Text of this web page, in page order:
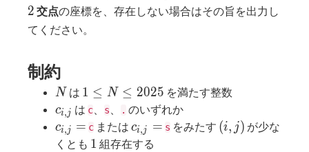
2
2 交点の座標を、存在しない場合はその旨を出力し
てください。
制約
N
N は 1 \le
N
\le
2025
1 ≤ N ≤ 2025 を満たす整数
c_{i,j}
ci,j は c s . のいずれか
c_{i,j}
=
ci,j = c またはc_{i,j}
=
ci,j = s をみたす (i,j)
(i, j ) が少な
くとも 1
1 組存在する